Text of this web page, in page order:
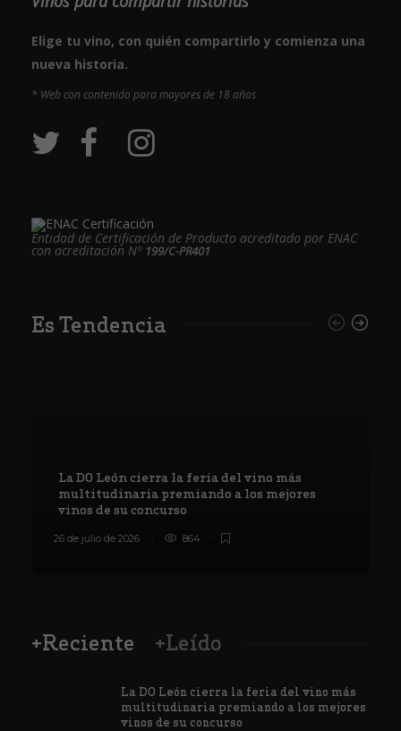
Elige tu vino, con quién compartirlo y comienza una
nueva historia.
* Web con contenido para mayores de 18 años
Entidad de Certificación de Producto acreditado por ENAC
con acreditación Nº 199/C-PR401
Es Tendencia
La DO León cierra la feria del vino más
multitudinaria premiando a los mejores
vinos de su concurso
26 de julio de 2026 864
+Reciente +Leído
La DO León cierra la feria del vino más
multitudinaria premiando a los mejores
vinos de su concurso